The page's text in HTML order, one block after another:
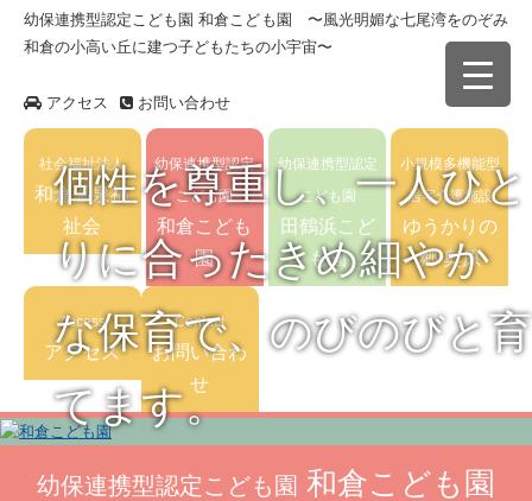
幼保連携型認定こども園 和倉こども園 〜風光明媚な七尾湾をのぞみ
和倉の小高い丘に建つ子どもたちの小宇宙〜
アクセス お問い合わせ
社会福祉法人
和倉温泉福
祉会
幼保連携型認定
こども園
和倉こども
園
幼保連携型認定
こども園
田鶴浜こど
も園
小規模多機能型
居宅介護施設
ゆうかりの
郷 奥原
Access
アクセス
Contact
お問い合わ
せ
個性を尊重し、一人ひと
りに合ったきめ細やか
な保育で、のびのびと育
てます。
幼保連携型認定こども園 和倉こども園